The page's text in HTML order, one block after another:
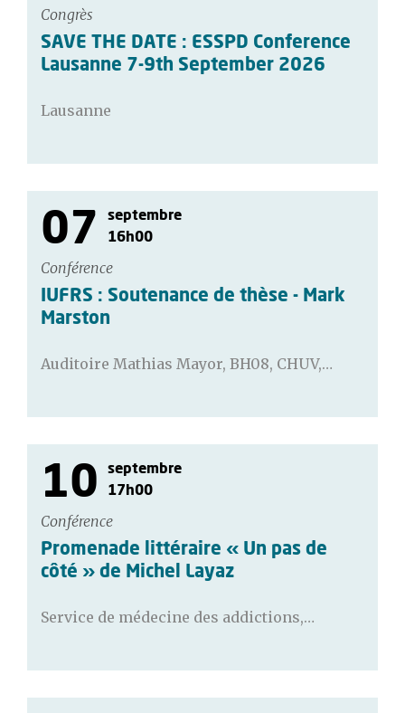
Congrès
SAVE THE DATE : ESSPD Conference
Lausanne 7-9th September 2026
Lausanne
07
septembre
16h00
Conférence
IUFRS : Soutenance de thèse - Mark
Marston
Auditoire Mathias Mayor, BH08, CHUV,…
10
septembre
17h00
Conférence
Promenade littéraire « Un pas de
côté » de Michel Layaz
Service de médecine des addictions,…